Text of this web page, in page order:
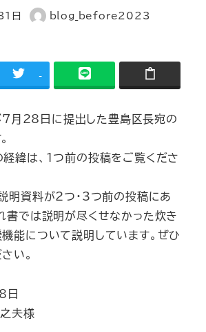
日
著
blog_before2023
-
月28日に提出した豊島区長宛の
緯は、1つ前の投稿をご覧くださ
明資料が2つ・3つ前の投稿にあ
書では説明が尽くせなかった炊き
能について説明しています。ぜひ
い。
日
夫様